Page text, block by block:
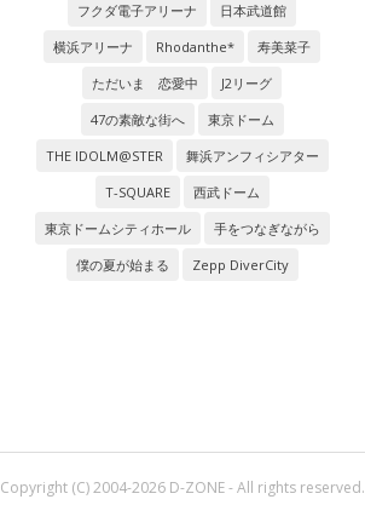
フクダ電子アリーナ
日本武道館
横浜アリーナ
Rhodanthe*
寿美菜子
ただいま 恋愛中
J2リーグ
47の素敵な街へ
東京ドーム
THE IDOLM@STER
舞浜アンフィシアター
T-SQUARE
西武ドーム
東京ドームシティホール
手をつなぎながら
僕の夏が始まる
Zepp DiverCity
Copyright (C) 2004-2026 D-ZONE - All rights reserved.